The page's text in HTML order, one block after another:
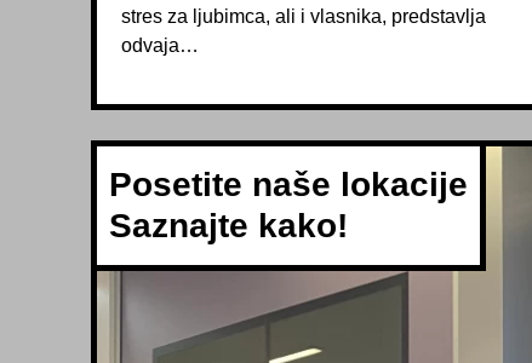
stres za ljubimca, ali i vlasnika, predstavlja
odvaja…
Posetite naše lokacije
Saznajte kako!